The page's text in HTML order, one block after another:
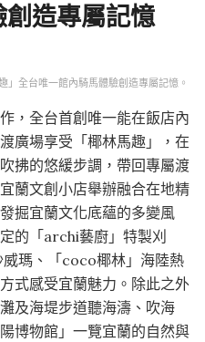
造專屬記憶
」全台唯一館內騎馬體驗創造專屬記憶。
，全台首創唯一能在飯店內
廣場享受「椰林馬趣」，在
拂的悠緩步調，帶回專屬渡
蘭文創小店舉辦融合在地精
掘宜蘭文化底蘊的多變風
的「archi藝廚」特製刈
瑪、「coco椰林」海陸熱
式感受宜蘭魅力。除此之外
及海堤步道聽海濤、吹海
博物館」一覽宜蘭的自然與